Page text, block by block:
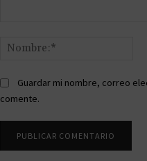
Guardar mi nombre, correo
comente.